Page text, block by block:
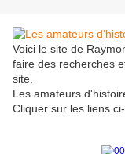
Voici le site de
faire des recherches
site.
Les amateurs
Cliquer sur les liens